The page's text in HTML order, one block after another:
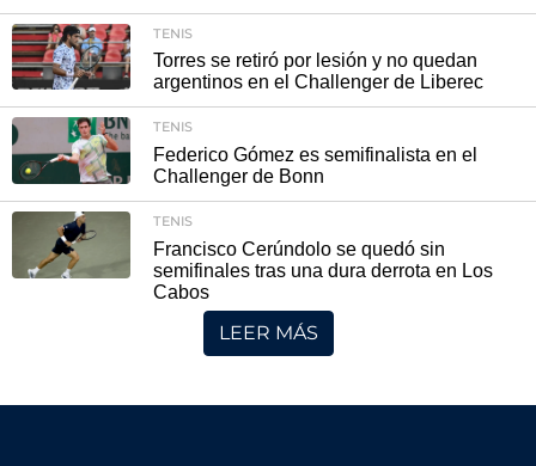
TENIS
Torres se retiró por lesión y no quedan
argentinos en el Challenger de Liberec
TENIS
Federico Gómez es semifinalista en el
Challenger de Bonn
TENIS
Francisco Cerúndolo se quedó sin
semifinales tras una dura derrota en Los
Cabos
LEER MÁS